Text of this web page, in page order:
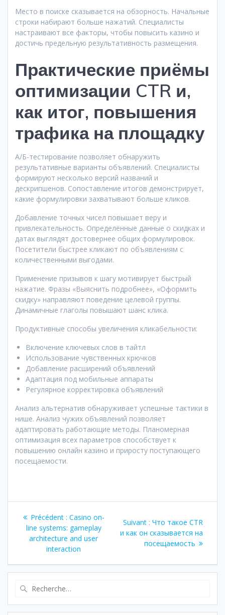
Место в поиске сказывается на обзорность. Начальные
строки набирают больше нажатий. Специалисты
настраивают все факторы, чтобы повысить казино и
достичь предельную результативность размещения.
Практические приёмы
оптимизации CTR и,
как итог, повышения
трафика на площадку
А/Б-тестирование позволяет обнаружить
результативные варианты объявлений. Специалисты
формируют несколько версий названий и
дескрипшенов. Сопоставление итогов демонстрирует,
какие формулировки захватывают больше кликов.
Добавление точных чисел повышает веру и
привлекательность. Определённые данные о скидках и
датах выглядят достовернее общих формулировок.
Посетители быстрее кликают по объявлениям с
количественными выгодами.
Применение призывов к шагу мотивирует быстрый
нажатие. Фразы «Выяснить подробнее», «Оформить
скидку» направляют поведение целевой группы.
Динамичные глаголы повышают шанс клика.
Продуктивные способы увеличения кликабельности:
Включение ключевых слов в тайтл
Использование чувственных крючков
Добавление расширений объявлений
Адаптация под мобильные аппараты
Регулярное корректировка объявлений
Анализ альтернатив обнаруживает успешные тактики в
нише. Анализ чужих объявлений позволяет
адаптировать работающие методы. Планомерная
оптимизация всех параметров способствует к
повышению онлайн казино и приросту поступающего
посещаемости.
Navigation
de
l’article
Précédent : Article
précédent
:
Casino on-
line systems: gameplay
architecture and user
interaction
Suivant : Article
suivant
:
Что такое CTR
и как он сказывается на
посещаемость
: